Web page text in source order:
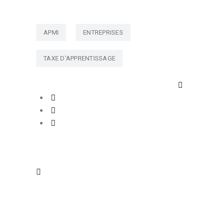
APMI ENTREPRISES
TAXE D'APPRENTISSAGE